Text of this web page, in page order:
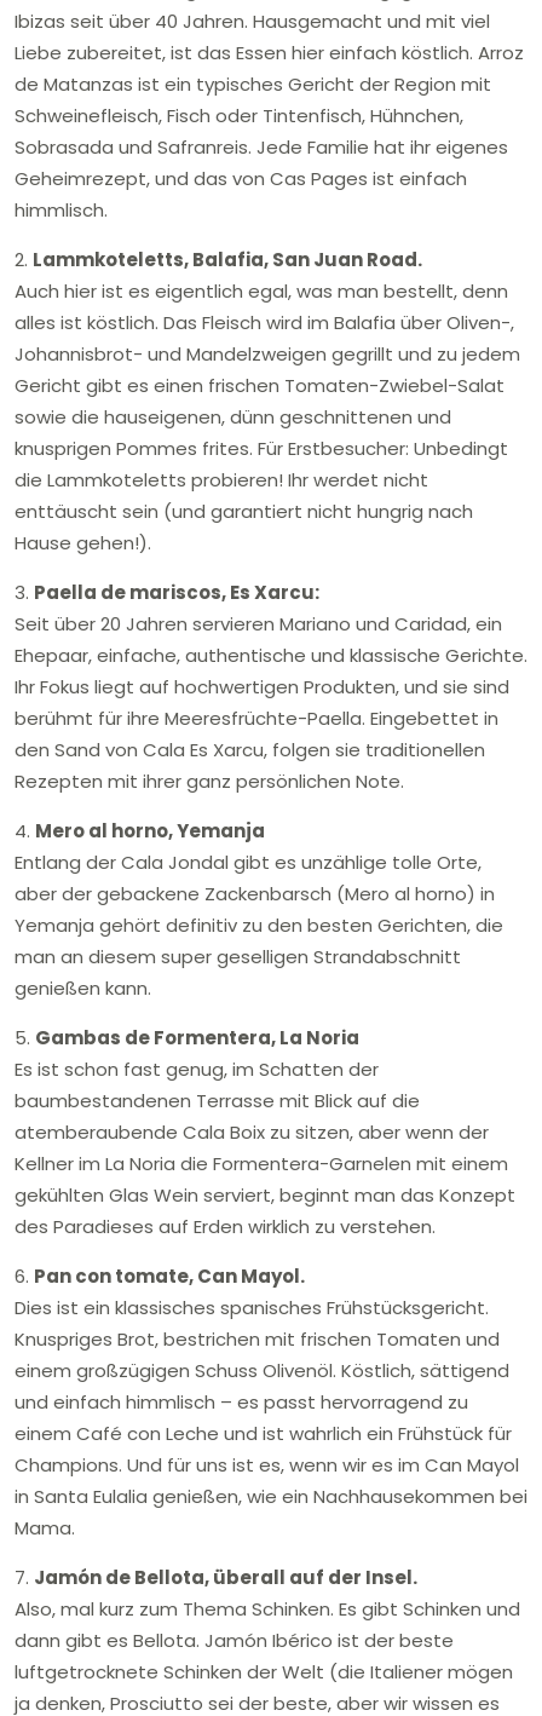
Ibizas seit über 40 Jahren. Hausgemacht und mit viel
Liebe zubereitet, ist das Essen hier einfach köstlich. Arroz
de Matanzas ist ein typisches Gericht der Region mit
Schweinefleisch, Fisch oder Tintenfisch, Hühnchen,
Sobrasada und Safranreis. Jede Familie hat ihr eigenes
Geheimrezept, und das von Cas Pages ist einfach
himmlisch.
2. Lammkoteletts, Balafia, San Juan Road.
Auch hier ist es eigentlich egal, was man bestellt, denn
alles ist köstlich. Das Fleisch wird im Balafia über Oliven-,
Johannisbrot- und Mandelzweigen gegrillt und zu jedem
Gericht gibt es einen frischen Tomaten-Zwiebel-Salat
sowie die hauseigenen, dünn geschnittenen und
knusprigen Pommes frites. Für Erstbesucher: Unbedingt
die Lammkoteletts probieren! Ihr werdet nicht
enttäuscht sein (und garantiert nicht hungrig nach
Hause gehen!).
3. Paella de mariscos, Es Xarcu:
Seit über 20 Jahren servieren Mariano und Caridad, ein
Ehepaar, einfache, authentische und klassische Gerichte.
Ihr Fokus liegt auf hochwertigen Produkten, und sie sind
berühmt für ihre Meeresfrüchte-Paella. Eingebettet in
den Sand von Cala Es Xarcu, folgen sie traditionellen
Rezepten mit ihrer ganz persönlichen Note.
4. Mero al horno, Yemanja
Entlang der Cala Jondal gibt es unzählige tolle Orte,
aber der gebackene Zackenbarsch (Mero al horno) in
Yemanja gehört definitiv zu den besten Gerichten, die
man an diesem super geselligen Strandabschnitt
genießen kann.
5. Gambas de Formentera, La Noria
Es ist schon fast genug, im Schatten der
baumbestandenen Terrasse mit Blick auf die
atemberaubende Cala Boix zu sitzen, aber wenn der
Kellner im La Noria die Formentera-Garnelen mit einem
gekühlten Glas Wein serviert, beginnt man das Konzept
des Paradieses auf Erden wirklich zu verstehen.
6. Pan con tomate, Can Mayol.
Dies ist ein klassisches spanisches Frühstücksgericht.
Knuspriges Brot, bestrichen mit frischen Tomaten und
einem großzügigen Schuss Olivenöl. Köstlich, sättigend
und einfach himmlisch – es passt hervorragend zu
einem Café con Leche und ist wahrlich ein Frühstück für
Champions. Und für uns ist es, wenn wir es im Can Mayol
in Santa Eulalia genießen, wie ein Nachhausekommen bei
Mama.
7. Jamón de Bellota, überall auf der Insel.
Also, mal kurz zum Thema Schinken. Es gibt Schinken und
dann gibt es Bellota. Jamón Ibérico ist der beste
luftgetrocknete Schinken der Welt (die Italiener mögen
ja denken, Prosciutto sei der beste, aber wir wissen es